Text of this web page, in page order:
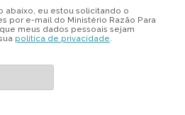
abaixo, eu estou solicitando o
por e-mail do Ministério Razão Para
meus dados pessoais sejam
política de privacidade.